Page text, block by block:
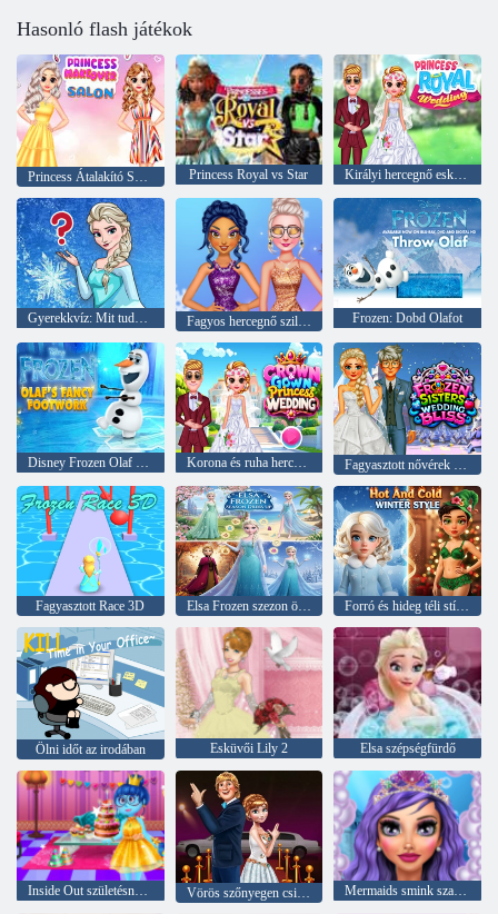
Hasonló flash játékok
Princess Átalakító Szalon Princess Royal vs Star Királyi hercegnő esküvője
Gyerekkvíz: Mit tudsz a Frozenről? Fagyos hercegnő szilveszter Frozen: Dobd Olafot
Disney Frozen Olaf Fancy Footworkje Korona és ruha hercegnő esküvője
Fagyasztott Race 3D Elsa Frozen szezon öltöztetős Forró és hideg téli stílus
Ölni időt az irodában Esküvői Lily 2 Elsa szépségfürdő
Inside Out születésnapi parti Vörös szőnyegen csillagok Mermaids smink szalon